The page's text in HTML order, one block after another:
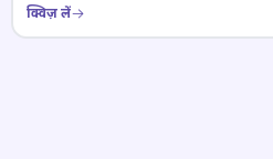
क्विज़ लें